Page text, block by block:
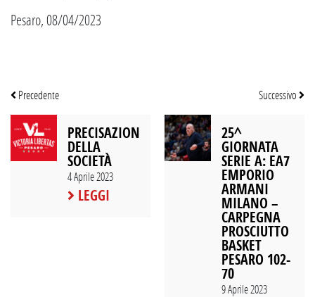
Pesaro, 08/04/2023
Precedente
PRECISAZIONE
DELLA
SOCIETÀ
4 Aprile 2023
LEGGI
Successivo
25^
GIORNATA
SERIE A: EA7
EMPORIO
ARMANI
MILANO –
CARPEGNA
PROSCIUTTO
BASKET
PESARO 102-
70
9 Aprile 2023